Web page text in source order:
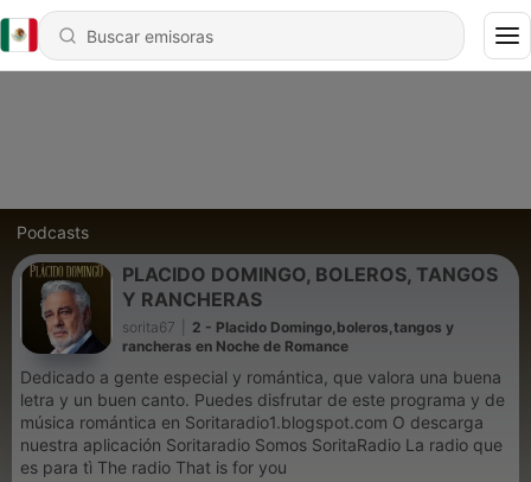
Podcasts
PLACIDO DOMINGO, BOLEROS, TANGOS
Y RANCHERAS
sorita67
2 - Placido Domingo,boleros,tangos y
rancheras en Noche de Romance
Dedicado a gente especial y romántica, que valora una buena
letra y un buen canto. Puedes disfrutar de este programa y de
música romántica en Soritaradio1.blogspot.com O descarga
nuestra aplicación Soritaradio Somos SoritaRadio La radio que
es para tì The radio That is for you